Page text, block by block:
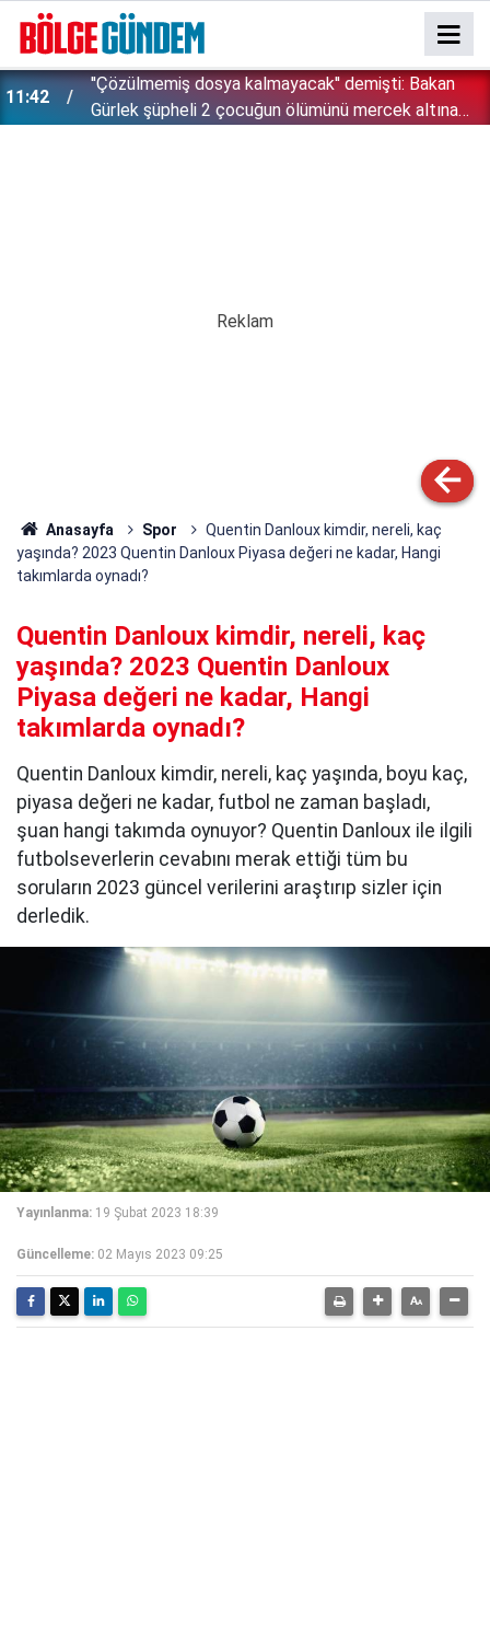
11:42
''Çözülmemiş dosya kalmayacak'' demişti: Bakan
Gürlek şüpheli 2 çocuğun ölümünü mercek altına
Anasayfa Spor
Quentin Danloux kimdir, nereli, kaç
yaşında? 2023 Quentin Danloux Piyasa değeri ne kadar, Hangi
takımlarda oynadı?
Quentin Danloux kimdir, nereli, kaç
yaşında? 2023 Quentin Danloux
Piyasa değeri ne kadar, Hangi
takımlarda oynadı?
Quentin Danloux kimdir, nereli, kaç yaşında, boyu kaç,
piyasa değeri ne kadar, futbol ne zaman başladı,
şuan hangi takımda oynuyor? Quentin Danloux ile ilgili
futbolseverlerin cevabını merak ettiği tüm bu
soruların 2023 güncel verilerini araştırıp sizler için
derledik.
Yayınlanma: 19 Şubat 2023 18:39
Güncelleme: 02 Mayıs 2023 09:25